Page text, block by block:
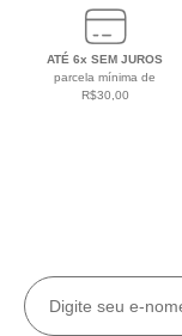
ATÉ 6x SEM JUROS
parcela mínima de
R$30,00